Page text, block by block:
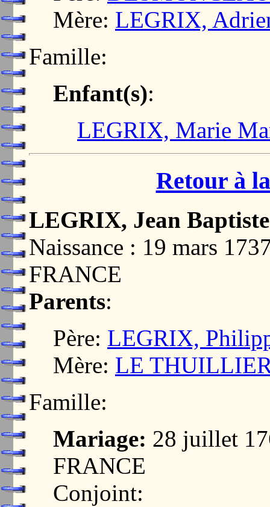
Mère: LEGRIX,
Famille:
Enfant(s):
LEGRIX, Marie
Retour à
LEGRIX, Jean Baptiste
Naissance : 19 mars
FRANCE
Parents:
Père: LEGRIX,
Mère: LE
Famille:
Mariage: 28 juillet
FRANCE
Conjoint: